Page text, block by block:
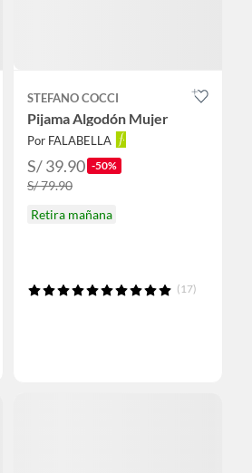
STEFANO COCCI
Pijama Algodón Mujer
Por FALABELLA
S/ 39.90 -50%
S/ 79.90
Retira mañana
(17)